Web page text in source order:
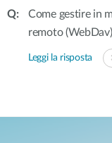
Come gestire in
remoto
Leggi la risposta